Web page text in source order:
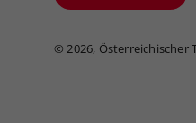
© 2026, Österreichischer